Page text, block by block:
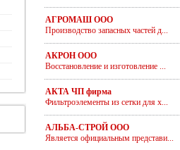
АГРОМАШ ООО
Производство запасных частей д...
АКРОН ООО
Восстановление и изготовление ...
АКТА ЧП фирма
Фильтроэлементы из сетки для х...
АЛЬБА-СТРОЙ ООО
Является официальным представи...